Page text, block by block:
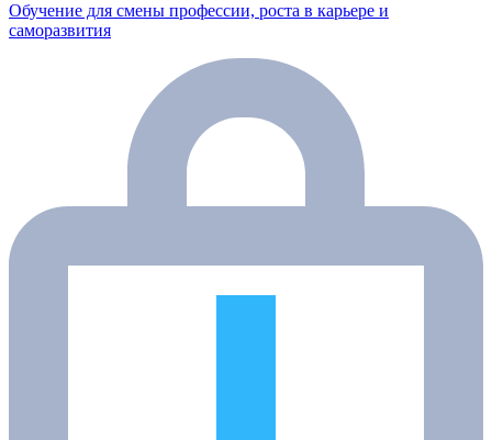
Обучение для смены профессии, роста в карьере и
саморазвития